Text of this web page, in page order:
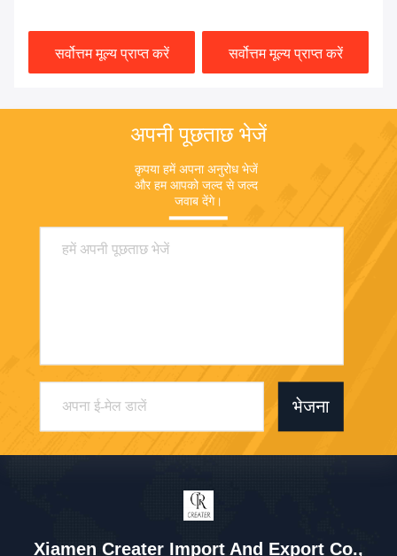
सर्वोत्तम मूल्य प्राप्त करें सर्वोत्तम मूल्य प्राप्त करें
अपनी पूछताछ भेजें
कृपया हमें अपना अनुरोध भेजें
और हम आपको जल्द से जल्द
जवाब देंगे।
भेजना
Xiamen Creater Import And Export Co.,